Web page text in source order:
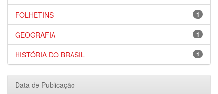
1
FOLHETINS
1
GEOGRAFIA
1
HISTÓRIA DO BRASIL
Data de Publicação